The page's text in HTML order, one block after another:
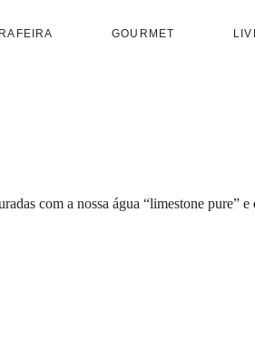
GOURMET
com a nossa água “limestone